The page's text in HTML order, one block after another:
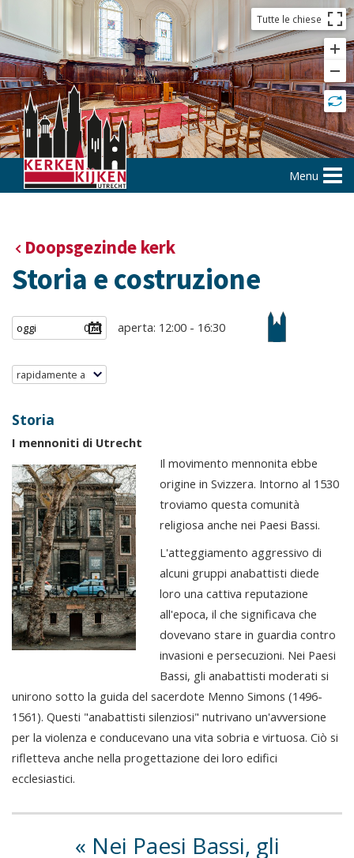
Tutte le chiese
Menu
Doopsgezinde kerk
Storia e costruzione
aperta: 12:00 - 16:30
rapidamente a
Storia
I mennoniti di Utrecht
Il movimento mennonita ebbe
origine in Svizzera. Intorno al 1530
troviamo questa comunità
religiosa anche nei Paesi Bassi.
L'atteggiamento aggressivo di
alcuni gruppi anabattisti diede
loro una cattiva reputazione
all'epoca, il che significava che
dovevano stare in guardia contro
invasioni e persecuzioni. Nei Paesi
Bassi, gli anabattisti moderati si
unirono sotto la guida del sacerdote Menno Simons (1496-
1561). Questi "anabattisti silenziosi" nutrivano un'avversione
per la violenza e conducevano una vita sobria e virtuosa. Ciò si
rifletteva anche nella progettazione dei loro edifici
ecclesiastici.
Nei Paesi Bassi, gli